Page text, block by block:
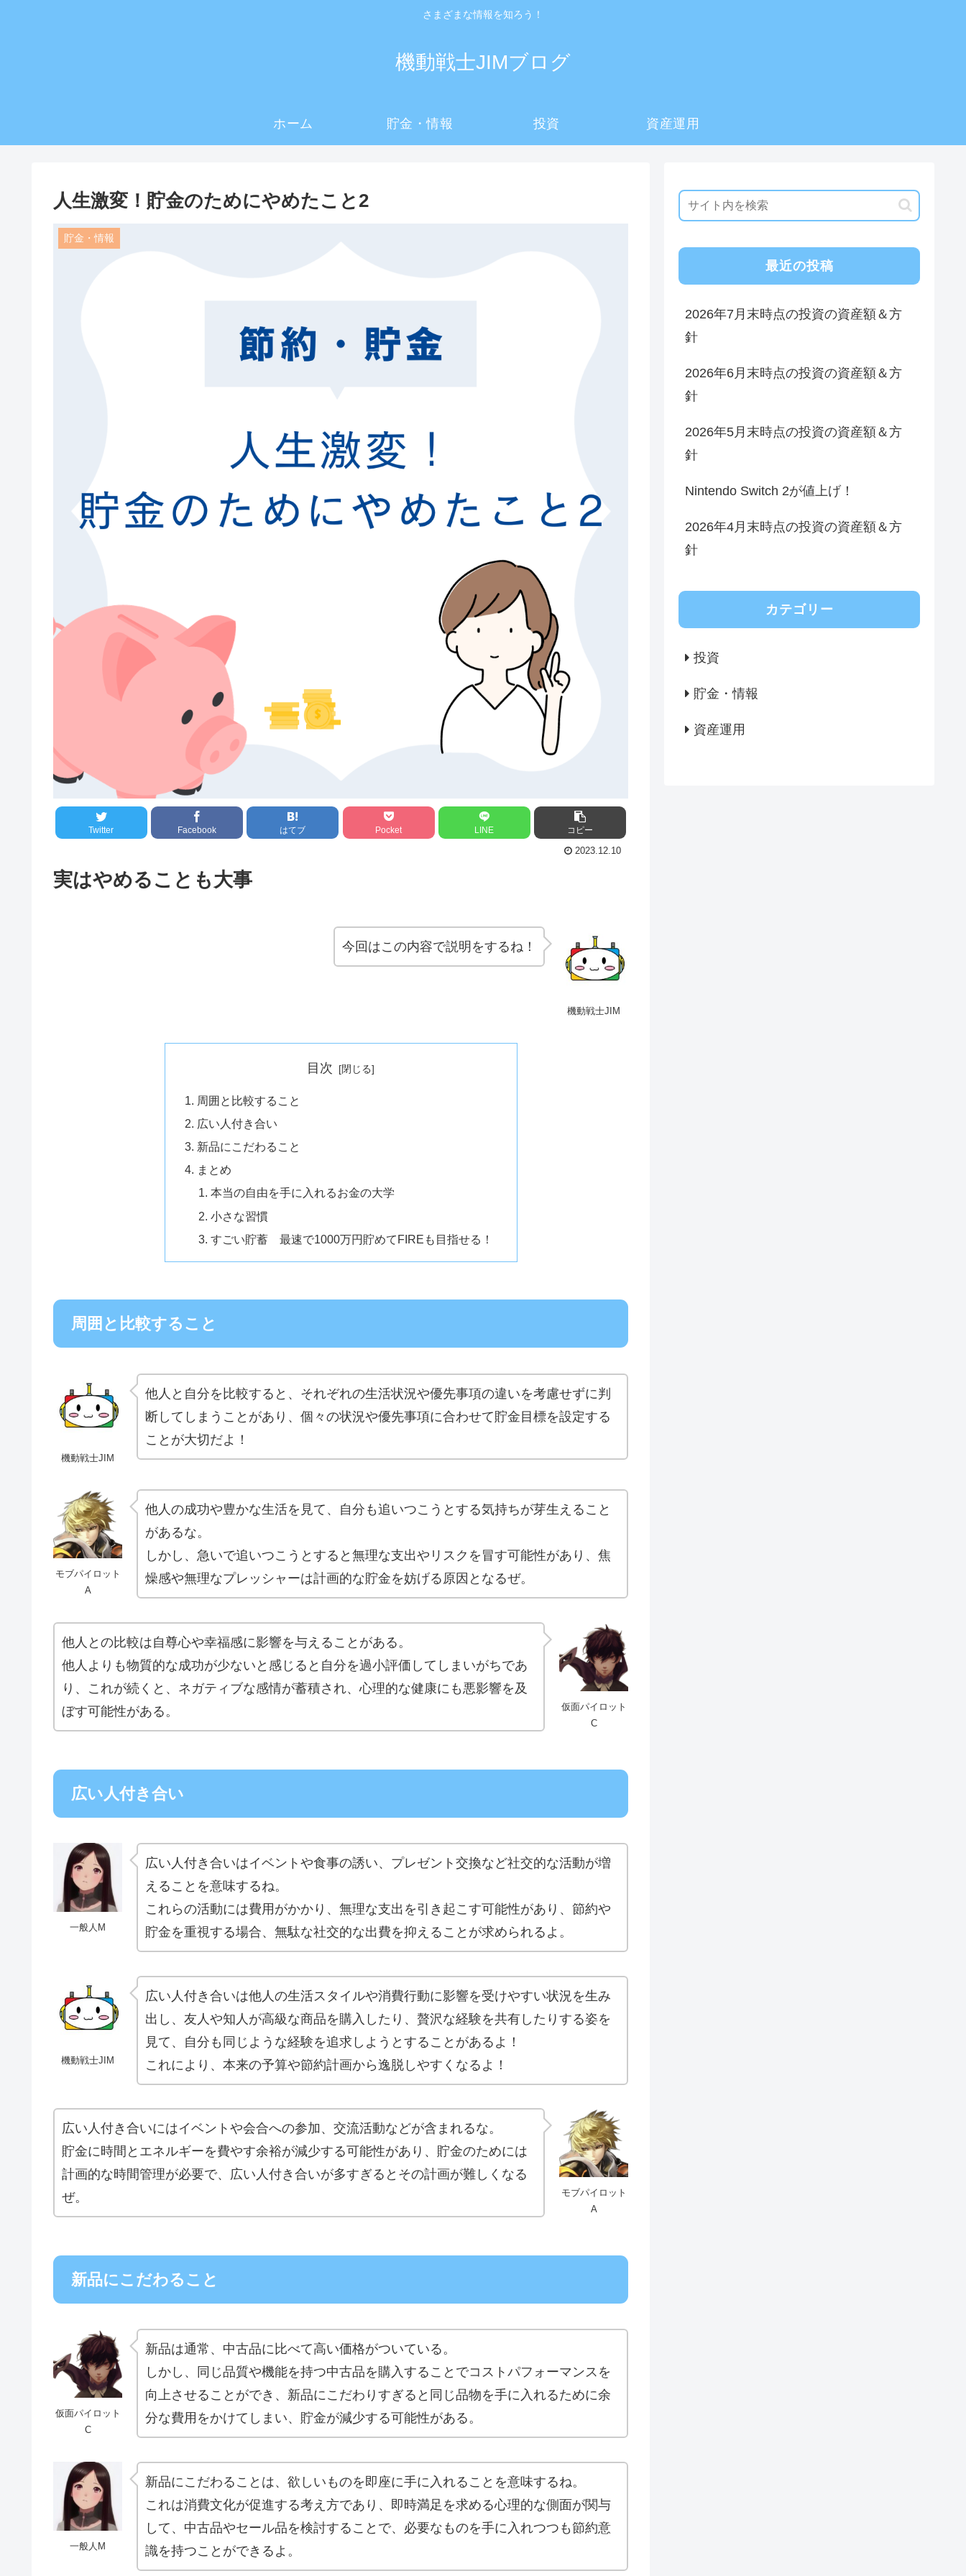
さまざまな情報を知ろう！
機動戦士JIMブログ
ホーム 貯金・情報 投資 資産運用
人生激変！貯金のためにやめたこと2
貯金・情報
Twitter Facebook はてブ Pocket LINE コピー
2023.12.10
実はやめることも大事
機動戦士JIM
今回はこの内容で説明をするね！
目次
周囲と比較すること
広い人付き合い
新品にこだわること
まとめ
本当の自由を手に入れるお金の大学
小さな習慣
すごい貯蓄 最速で1000万円貯めてFIREも目指せる！
周囲と比較すること
機動戦士JIM
他人と自分を比較すると、それぞれの生活状況や優先事項の違いを考慮せずに判
断してしまうことがあり、個々の状況や優先事項に合わせて貯金目標を設定する
ことが大切だよ！
モブパイロット
A
他人の成功や豊かな生活を見て、自分も追いつこうとする気持ちが芽生えること
があるな。
しかし、急いで追いつこうとすると無理な支出やリスクを冒す可能性があり、焦
燥感や無理なプレッシャーは計画的な貯金を妨げる原因となるぜ。
仮面パイロット
C
他人との比較は自尊心や幸福感に影響を与えることがある。
他人よりも物質的な成功が少ないと感じると自分を過小評価してしまいがちであ
り、これが続くと、ネガティブな感情が蓄積され、心理的な健康にも悪影響を及
ぼす可能性がある。
広い人付き合い
一般人M
広い人付き合いはイベントや食事の誘い、プレゼント交換など社交的な活動が増
えることを意味するね。
これらの活動には費用がかかり、無理な支出を引き起こす可能性があり、節約や
貯金を重視する場合、無駄な社交的な出費を抑えることが求められるよ。
機動戦士JIM
広い人付き合いは他人の生活スタイルや消費行動に影響を受けやすい状況を生み
出し、友人や知人が高級な商品を購入したり、贅沢な経験を共有したりする姿を
見て、自分も同じような経験を追求しようとすることがあるよ！
これにより、本来の予算や節約計画から逸脱しやすくなるよ！
モブパイロット
A
広い人付き合いにはイベントや会合への参加、交流活動などが含まれるな。
貯金に時間とエネルギーを費やす余裕が減少する可能性があり、貯金のためには
計画的な時間管理が必要で、広い人付き合いが多すぎるとその計画が難しくなる
ぜ。
新品にこだわること
仮面パイロット
C
新品は通常、中古品に比べて高い価格がついている。
しかし、同じ品質や機能を持つ中古品を購入することでコストパフォーマンスを
向上させることができ、新品にこだわりすぎると同じ品物を手に入れるために余
分な費用をかけてしまい、貯金が減少する可能性がある。
一般人M
新品にこだわることは、欲しいものを即座に手に入れることを意味するね。
これは消費文化が促進する考え方であり、即時満足を求める心理的な側面が関与
して、中古品やセール品を検討することで、必要なものを手に入れつつも節約意
識を持つことができるよ。
最近の投稿
2026年7月末時点の投資の資産額＆方
針
2026年6月末時点の投資の資産額＆方
針
2026年5月末時点の投資の資産額＆方
針
Nintendo Switch 2が値上げ！
2026年4月末時点の投資の資産額＆方
針
カテゴリー
投資
貯金・情報
資産運用